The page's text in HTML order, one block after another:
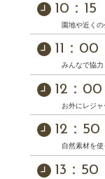
10：15
園地や近くの
11：00
みんなで協力
12：00
お外にレジャ
12：50
自然素材を使
13：50